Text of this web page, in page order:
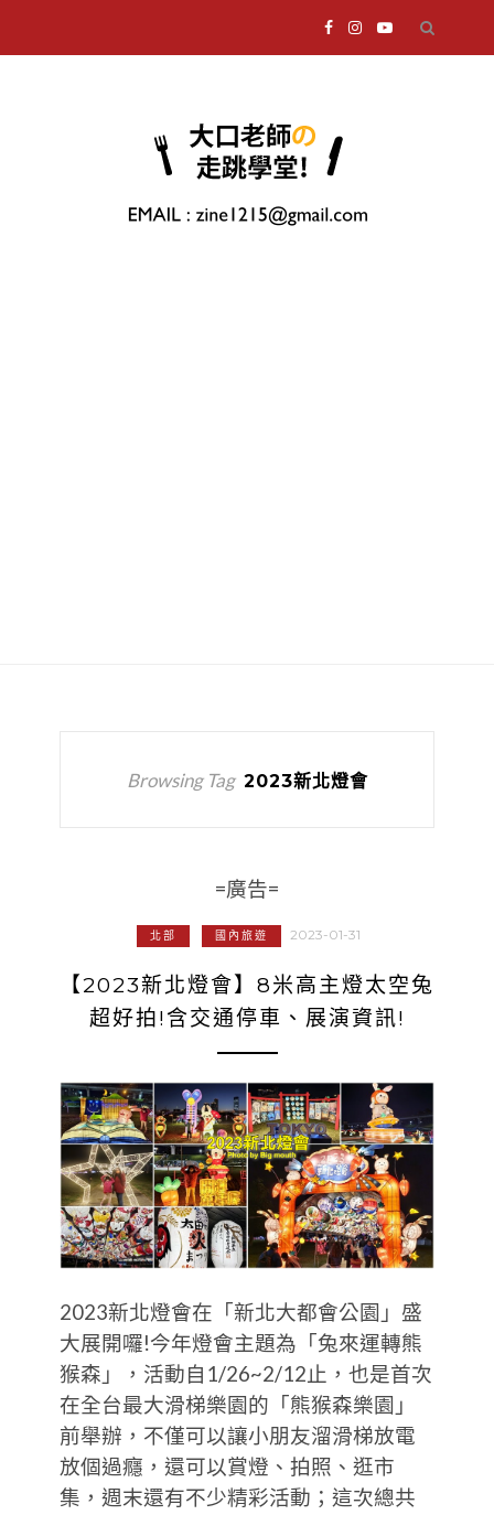
Browsing Tag 2023新北燈會
=廣告=
北部 國內旅遊 2023-01-31
【2023新北燈會】8米高主燈太空兔
超好拍!含交通停車、展演資訊!
2023新北燈會在「新北大都會公園」盛
大展開囉!今年燈會主題為「兔來運轉熊
猴森」，活動自1/26~2/12止，也是首次
在全台最大滑梯樂園的「熊猴森樂園」
前舉辦，不僅可以讓小朋友溜滑梯放電
放個過癮，還可以賞燈、拍照、逛市
集，週末還有不少精彩活動；這次總共